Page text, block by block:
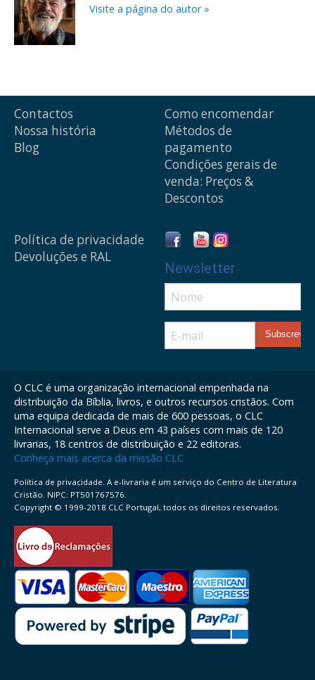
Visite a página do autor »
Contactos
Nossa história
Blog
Como encomendar
Métodos de
pagamento
Condições gerais de
venda: Preços &
Descontos
Política de privacidade
Devoluções e RAL
Newsletter
O CLC é uma organização internacional empenhada na
distribuição da Bíblia, livros, e outros recursos cristãos. Com
uma equipa dedicada de mais de 600 pessoas, o CLC
Internacional serve a Deus em 43 países com mais de 120
livrarias, 18 centros de distribuição e 22 editoras.
Conheça mais acerca da missão CLC
Política de privacidade. A e-livraria é um serviço do Centro de Literatura
Cristão. NIPC: PT501767576.
Copyright © 1999-2018 CLC Portugal, todos os direitos reservados.